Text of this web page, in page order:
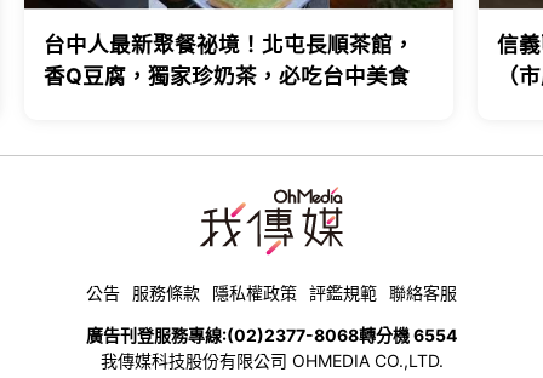
台中人最新聚餐祕境！北屯長順茶館，
香Q豆腐，獨家珍奶茶，必吃台中美食
信
（
公告 服務條款 隱私權政策 評鑑規範 聯絡客服
廣告刊登服務專線:(02)2377-8068轉分機 6554
我傳媒科技股份有限公司 OHMEDIA CO.,LTD.